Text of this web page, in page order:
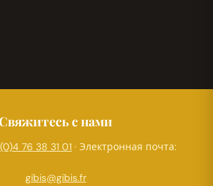
с нами
76 38 31 01 · Электронная почта:
gibis@gibis.fr